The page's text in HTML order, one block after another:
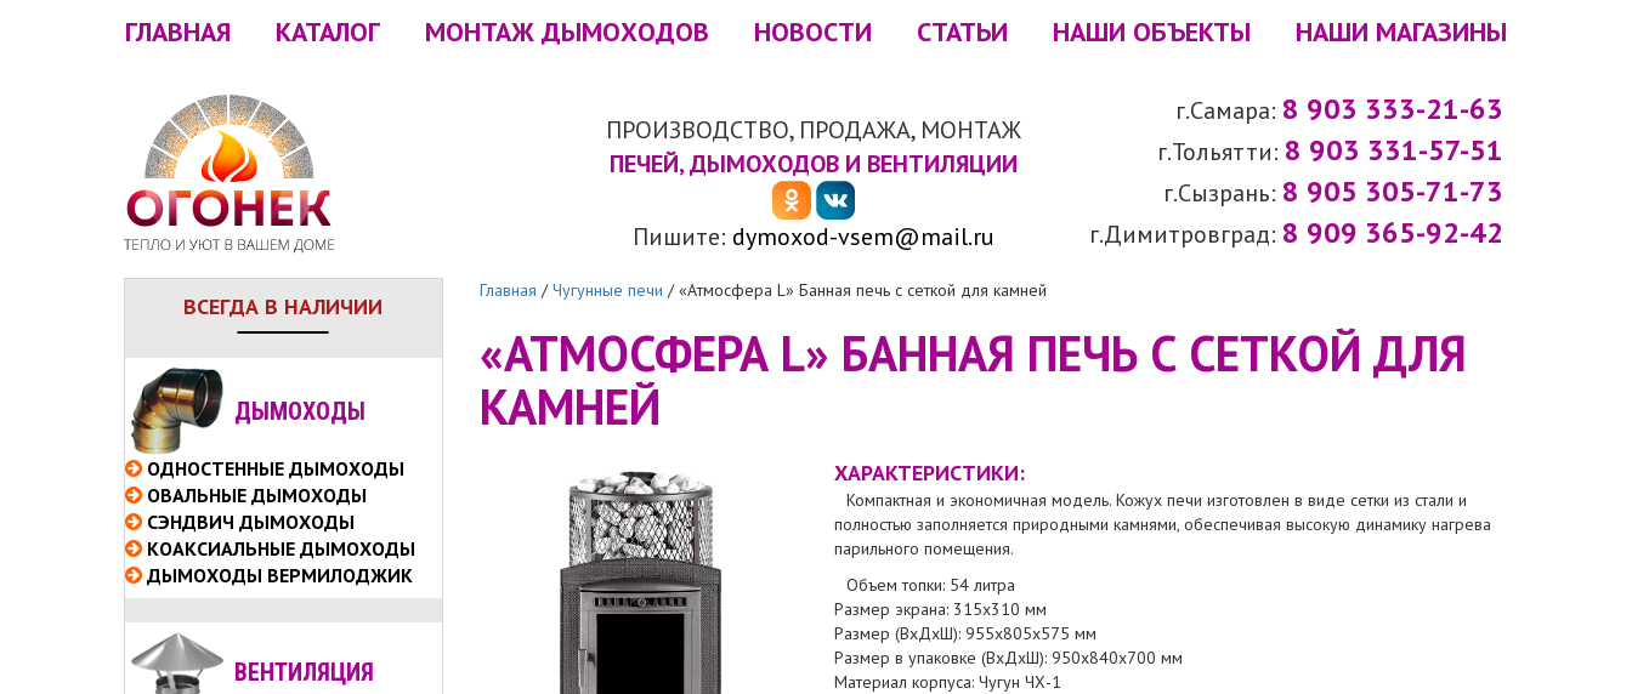
ГЛАВНАЯ КАТАЛОГ МОНТАЖ ДЫМОХОДОВ НОВОСТИ СТАТЬИ НАШИ ОБЪЕКТЫ НАШИ МАГАЗИНЫ
ПРОИЗВОДСТВО, ПРОДАЖА, МОНТАЖ
ПЕЧЕЙ, ДЫМОХОДОВ И ВЕНТИЛЯЦИИ
Пишите: dymoxod-vsem@mail.ru
г.Самара: 8 903 333-21-63
г.Тольятти: 8 903 331-57-51
г.Сызрань: 8 905 305-71-73
г.Димитровград: 8 909 365-92-42
Главная / Чугунные печи / «Атмосфера L» Банная печь с сеткой для камней
«АТМОСФЕРА L» БАННАЯ ПЕЧЬ С СЕТКОЙ ДЛЯ
КАМНЕЙ
ХАРАКТЕРИСТИКИ:
Компактная и экономичная модель. Кожух печи изготовлен в виде сетки из стали и
полностью заполняется природными камнями, обеспечивая высокую динамику нагрева
парильного помещения.
Объем топки: 54 литра
Размер экрана: 315х310 мм
Размер (ВхДхШ): 955х805х575 мм
Размер в упаковке (ВхДхШ): 950х840х700 мм
Материал корпуса: Чугун ЧХ-1
ВСЕГДА В НАЛИЧИИ
ДЫМОХОДЫ
ОДНОСТЕННЫЕ ДЫМОХОДЫ
ОВАЛЬНЫЕ ДЫМОХОДЫ
СЭНДВИЧ ДЫМОХОДЫ
КОАКСИАЛЬНЫЕ ДЫМОХОДЫ
ДЫМОХОДЫ ВЕРМИЛОДЖИК
ВЕНТИЛЯЦИЯ